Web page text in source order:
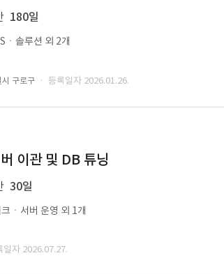
180일
ㆍ솔루션 외 2개
구로구 · 등록일자 2026.01.26.
이관 및 DB 튜닝
30일
ㆍ서버 운영 외 1개
일자 2026.07.27.